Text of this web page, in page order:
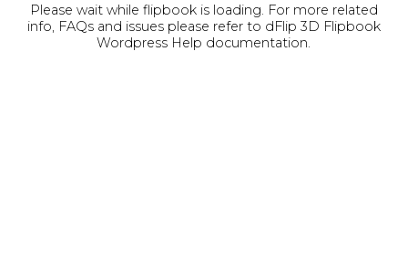
Please wait while flipbook is loading. For more related
info, FAQs and issues please refer to dFlip 3D Flipbook
Wordpress Help documentation.